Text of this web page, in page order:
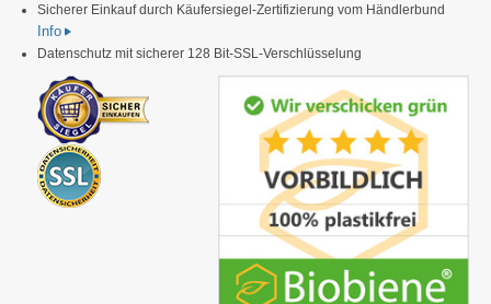
Sicherer Einkauf durch Käufersiegel-Zertifizierung vom Händlerbund
Info
Datenschutz mit sicherer 128 Bit-SSL-Verschlüsselung